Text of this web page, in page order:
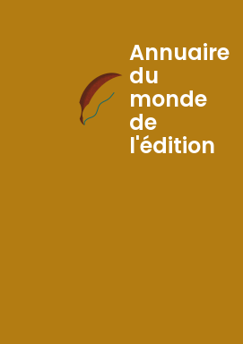
Skip
to
Content
Annuaire
du
monde
de
l'édition